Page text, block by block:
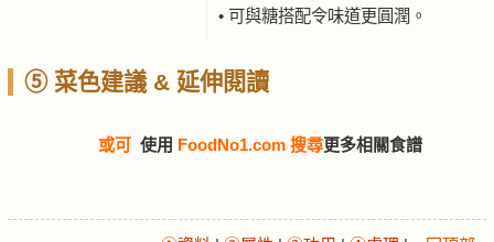
• 可與糖搭配令味道更圓潤。
⑤ 菜色建議 & 延伸閱讀
或可 使用 FoodNo1.com 搜尋更多相關食譜